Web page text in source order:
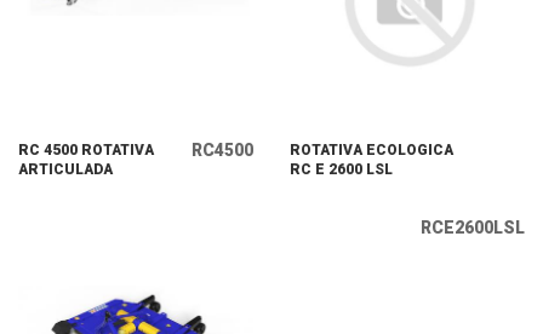
RC 4500 ROTATIVA
ARTICULADA
RC4500
ROTATIVA ECOLOGICA
RC E 2600 LSL
RCE2600LSL